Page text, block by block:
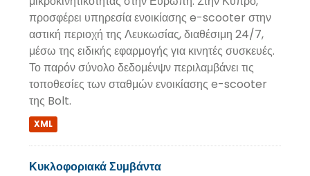
προσφέρει υπηρεσία ενοικίασης e-scooter στην
αστική περιοχή της Λευκωσίας, διαθέσιμη 24/7,
μέσω της ειδικής εφαρμογής για κινητές συσκευές.
Το παρόν σύνολο δεδομένψν περιλαμβάνει τις
τοποθεσίες των σταθμών ενοικίασης e-scooter
της Bolt.
XML
Κυκλοφοριακά Συμβάντα